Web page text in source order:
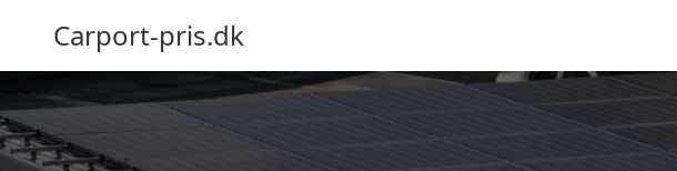
Carport-pris.dk